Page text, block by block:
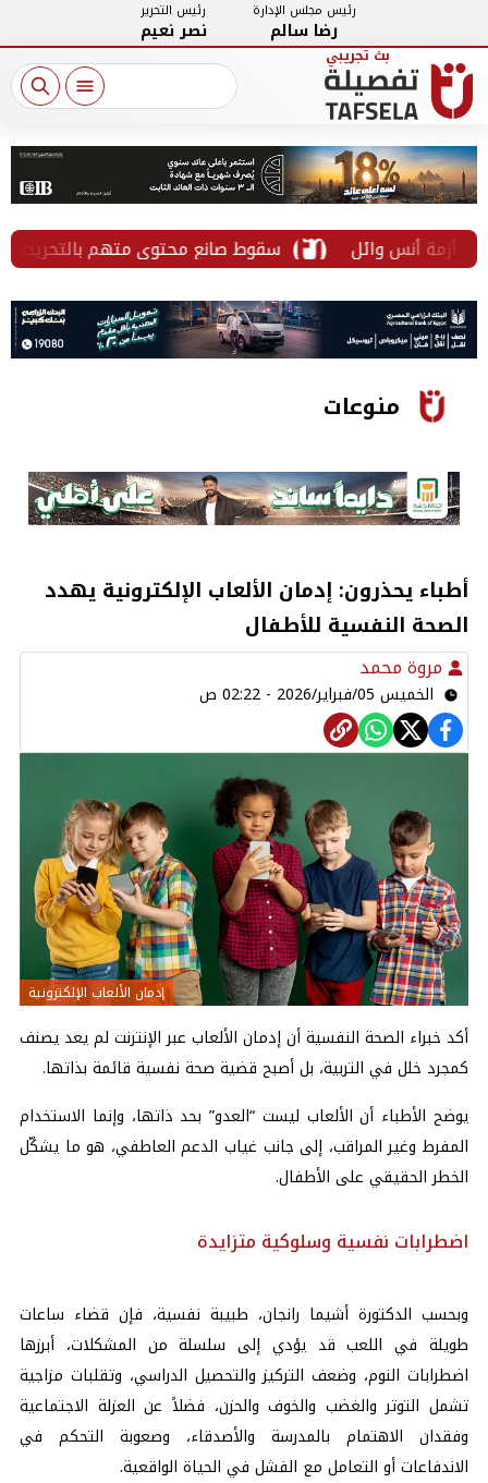
رئيس مجلس الإدارة
رضا سالم
رئيس التحرير
نصر نعيم
سقوط صانع محتوى متهم بالتحريض على أنس وائل
منوعات
أطباء يحذرون: إدمان الألعاب الإلكترونية يهدد
الصحة النفسية للأطفال
مروة محمد
الخميس 05/فبراير/2026 - 02:22 ص
إدمان الألعاب الإلكترونية
أكد خبراء الصحة النفسية أن إدمان الألعاب عبر الإنترنت لم يعد يصنف
كمجرد خلل في التربية، بل أصبح قضية صحة نفسية قائمة بذاتها.
يوضح الأطباء أن الألعاب ليست “العدو” بحد ذاتها، وإنما الاستخدام
المفرط وغير المراقب، إلى جانب غياب الدعم العاطفي، هو ما يشكّل
الخطر الحقيقي على الأطفال.
اضطرابات نفسية وسلوكية متزايدة
وبحسب الدكتورة أشيما رانجان، طبيبة نفسية، فإن قضاء ساعات
طويلة في اللعب قد يؤدي إلى سلسلة من المشكلات، أبرزها
اضطرابات النوم، وضعف التركيز والتحصيل الدراسي، وتقلبات مزاجية
تشمل التوتر والغضب والخوف والحزن، فضلاً عن العزلة الاجتماعية
وفقدان الاهتمام بالمدرسة والأصدقاء، وصعوبة التحكم في
الاندفاعات أو التعامل مع الفشل في الحياة الواقعية.